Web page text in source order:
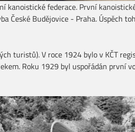
kanoistické federace. První
České Budějovice - Praha. Úspěch
turistů). V roce 1924 bylo v KČT
Roku 1929 byl uspořádán první